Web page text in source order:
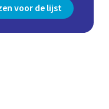
voor de lijst